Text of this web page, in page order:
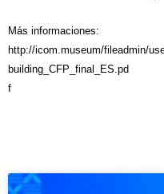
Más informaciones:
http://icom.museum/fileadmin/
building_CFP_final_ES.pd
f